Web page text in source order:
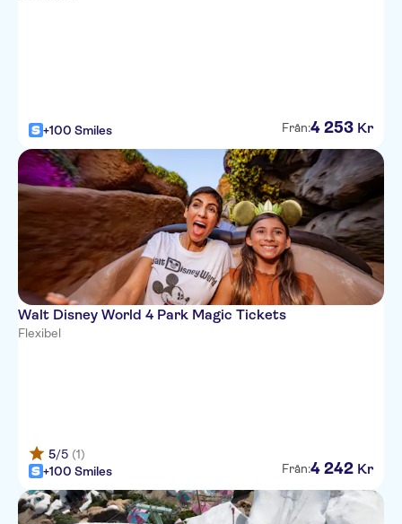
+100 Smiles Från:4 253 Kr
Walt Disney World 4 Park Magic Tickets
Flexibel
5/5 (1)
+100 Smiles
Från:4 242 Kr